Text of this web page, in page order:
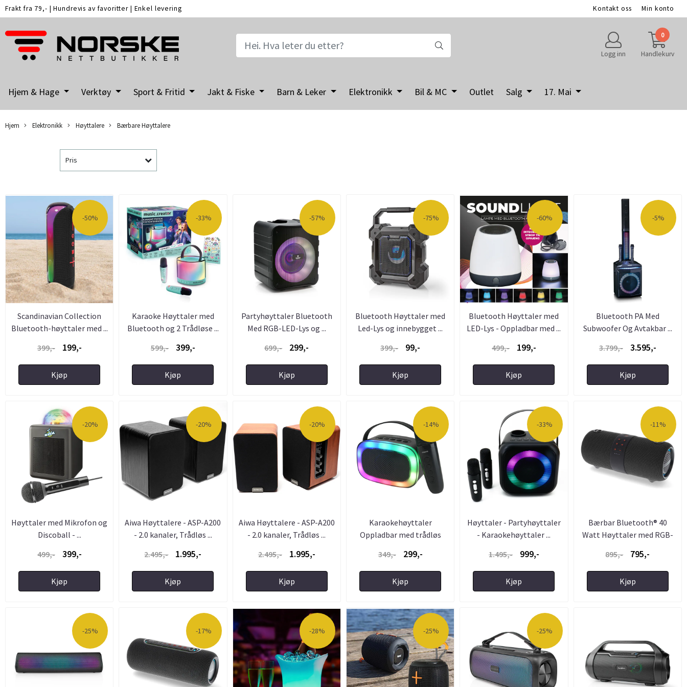
Frakt fra 79,- |Hundrevis av favoritter | Enkel levering Kontakt oss Min konto
Logg inn
0
Handlekurv
Hjem & Hage Verktøy Sport & Fritid Jakt & Fiske Barn & Leker Elektronikk Bil & MC Outlet Salg 17. Mai
Hjem Elektronikk Høyttalere Bærbare Høyttalere
Pris
-50%
Scandinavian Collection
Bluetooth-høyttaler med ...
399,-
199,-
Kjøp
-33%
Karaoke Høyttaler med
Bluetooth og 2 Trådløse ...
599,-
399,-
Kjøp
-57%
Partyhøyttaler Bluetooth
Med RGB-LED-Lys og ...
699,-
299,-
Kjøp
-75%
Bluetooth Høyttaler med
Led-Lys og innebygget ...
399,-
99,-
Kjøp
-60%
Bluetooth Høyttaler med
LED-Lys - Oppladbar med ...
499,-
199,-
Kjøp
-5%
Bluetooth PA Med
Subwoofer Og Avtakbar ...
3.799,-
3.595,-
Kjøp
-20%
Høyttaler med Mikrofon og
Discoball - ...
499,-
399,-
Kjøp
-20%
Aiwa Høyttalere - ASP-A200
- 2.0 kanaler, Trådløs ...
2.495,-
1.995,-
Kjøp
-20%
Aiwa Høyttalere - ASP-A200
- 2.0 kanaler, Trådløs ...
2.495,-
1.995,-
Kjøp
-14%
Karaokehøyttaler
Oppladbar med trådløs
349,- 299,-
Kjøp
-33%
Høyttaler - Partyhøyttaler
- Karaokehøyttaler ...
1.495,-
999,-
Kjøp
-11%
Bærbar Bluetooth® 40
Watt Høyttaler med RGB-
895,- 795,-
Kjøp
-25% -17% -28% -25% -25%